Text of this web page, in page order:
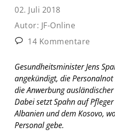
02. Juli 2018
Autor: JF-Online
14 Kommentare
Gesundheitsminister Jens
angekündigt, die
die Anwerbung
Dabei setzt Spahn auf
Albanien und dem Kosovo,
Personal gebe.